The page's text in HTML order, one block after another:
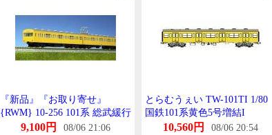
『新品』『お取り寄せ』
{RWM} 10-256 101系 総武緩行
線色 増結4両せっと Nげーじ
9,100円 08/06 21:06
とらむうぇい TW-101TI 1/80
国鉄101系黄色5号増結I
10,560円 08/06 20:54